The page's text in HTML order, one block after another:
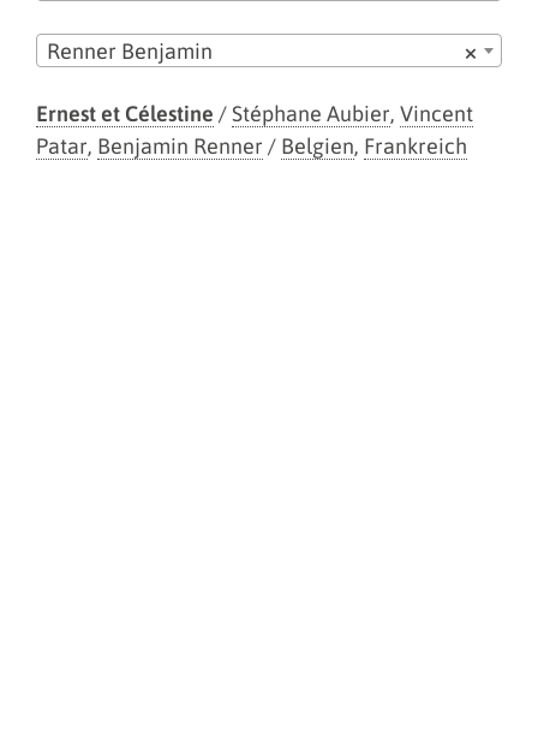
×
Renner Benjamin
Ernest et Célestine /Stéphane Aubier, Vincent
Patar, Benjamin Renner / Belgien, Frankreich